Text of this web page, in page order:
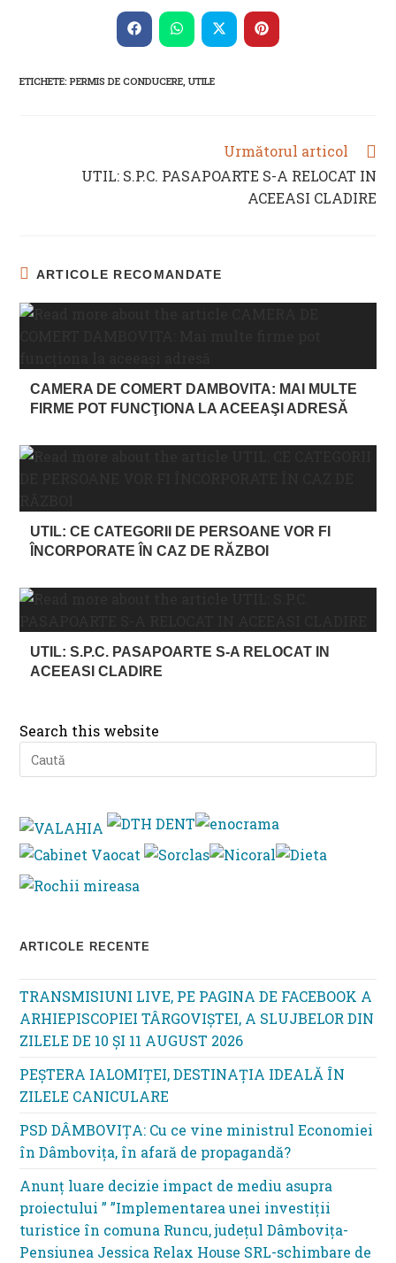
THIS
CONTENT
Opens
in
window
Opens
in
window
Opens
in
Opens
in
ETICHETE:PERMIS DE CONDUCERE, UTILE
Următorul articol
UTIL: S.P.C. PASAPOARTE S-A RELOCAT IN
ACEEASI CLADIRE
ARTICOLE RECOMANDATE
CAMERA DE COMERT DAMBOVITA: MAI MULTE
FIRME POT FUNCŢIONA LA ACEEAŞI ADRESĂ
UTIL: CE CATEGORII DE PERSOANE VOR FI
ÎNCORPORATE ÎN CAZ DE RĂZBOI
UTIL: S.P.C. PASAPOARTE S-A RELOCAT IN
ACEEASI CLADIRE
Search this website
ARTICOLE RECENTE
TRANSMISIUNI LIVE, PE PAGINA DE FACEBOOK A
ARHIEPISCOPIEI TÂRGOVIȘTEI, A SLUJBELOR DIN
ZILELE DE 10 ȘI 11 AUGUST 2026
PEȘTERA IALOMIȚEI, DESTINAȚIA IDEALĂ ÎN
ZILELE CANICULARE
PSD DÂMBOVIȚA: Cu ce vine ministrul Economiei
în Dâmbovița, în afară de propagandă?
Anunț luare decizie impact de mediu asupra
proiectului ” ”Implementarea unei investiții
turistice în comuna Runcu, județul Dâmbovița-
Pensiunea Jessica Relax House SRL-schimbare de